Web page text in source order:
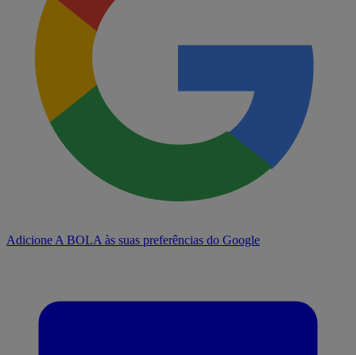
Adicione A BOLA às suas preferências do Google